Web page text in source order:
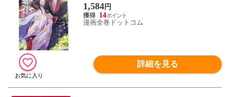
1,584円
14
漫画全巻ドットコム
詳細を見る